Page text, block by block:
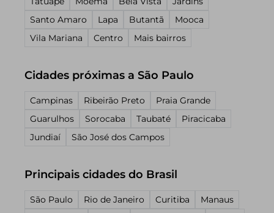
Santo Amaro
Lapa Butantã
Mooca
Vila Mariana
Centro Mais bairros
Cidades próximas a São Paulo
Campinas Ribeirão Preto
Praia Grande
Guarulhos
Sorocaba Taubaté
Piracicaba
Jundiaí
São José dos Campos
Principais cidades do Brasil
São Paulo Rio de Janeiro Curitiba
Manaus